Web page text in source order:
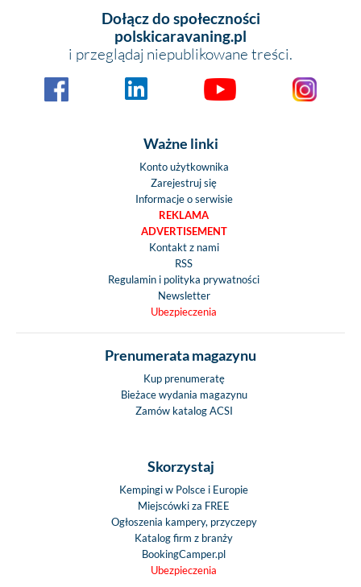
Dołącz do społeczności
polskicaravaning.pl
i przeglądaj niepublikowane treści.
Ważne linki
Konto użytkownika
Zarejestruj się
Informacje o serwisie
REKLAMA
ADVERTISEMENT
Kontakt z nami
RSS
Regulamin i polityka prywatności
Newsletter
Ubezpieczenia
Prenumerata magazynu
Kup prenumeratę
Bieżace wydania magazynu
Zamów katalog ACSI
Skorzystaj
Kempingi w Polsce i Europie
Miejscówki za FREE
Ogłoszenia kampery, przyczepy
Katalog firm z branży
BookingCamper.pl
Ubezpieczenia